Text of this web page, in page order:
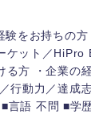
験をお持ちの
ケット／HiPro
る方 ・企業の
行動力／達成
言語 不問 ■学